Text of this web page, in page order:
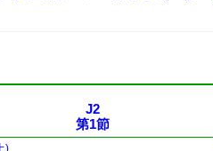
J2
第1節
)